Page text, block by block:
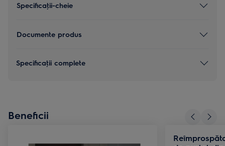
Specificaţii-cheie
Documente produs
Specificaţii complete
Beneficii